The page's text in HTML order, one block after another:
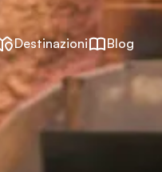
Destinazioni Blog